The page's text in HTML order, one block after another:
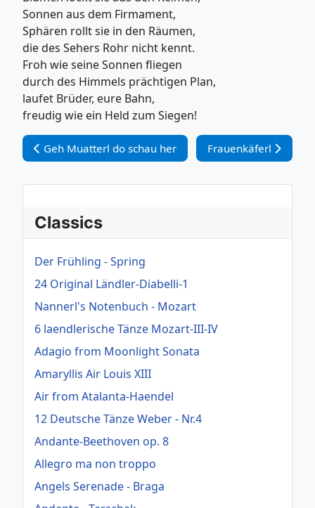
Sonnen aus dem Firmament,
Sphären rollt sie in den Räumen,
die des Sehers Rohr nicht kennt.
Froh wie seine Sonnen fliegen
durch des Himmels prächtigen Plan,
laufet Brüder, eure Bahn,
freudig wie ein Held zum Siegen!
Vorheriger Beitrag: Geh Muatterl do schau her
Geh Muatterl do schau her Nächster Beitrag:
Frauenkäferl
Classics
Der Frühling - Spring
24 Original Ländler-Diabelli-1
Nannerl's Notenbuch - Mozart
6 laendlerische Tänze Mozart-III-IV
Adagio from Moonlight Sonata
Amaryllis Air Louis XIII
Air from Atalanta-Haendel
12 Deutsche Tänze Weber - Nr.4
Andante-Beethoven op. 8
Allegro ma non troppo
Angels Serenade - Braga